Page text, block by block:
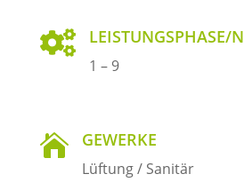
 LEISTUNGSPHASE/N
1 – 9
 GEWERKE
Lüftung / Sanitär